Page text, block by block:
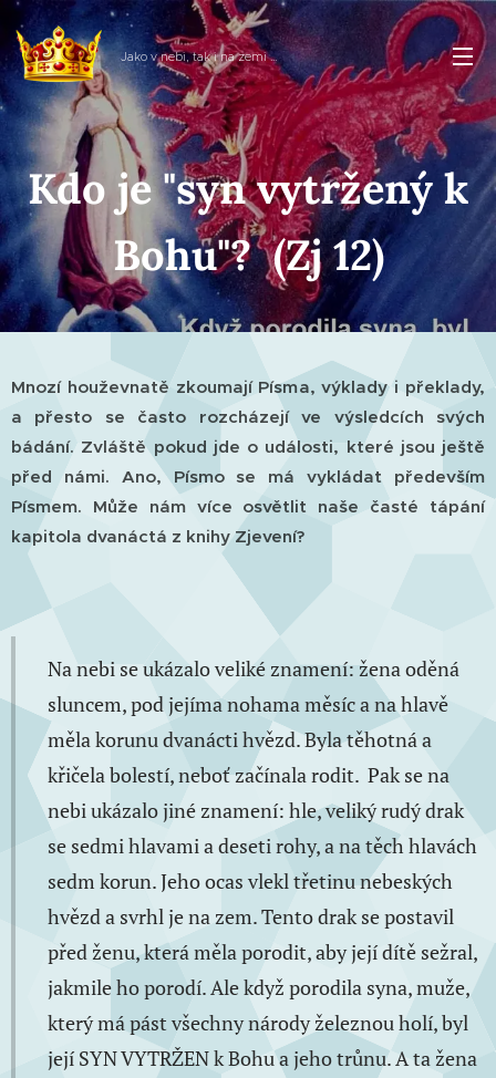
Jako v nebi, tak i na zemi ...
Kdo je "syn vytržený k
Bohu"? (Zj 12)
Mnozí houževnatě zkoumají Písma, výklady i překlady,
a přesto se často rozcházejí ve výsledcích svých
bádání. Zvláště pokud jde o události, které jsou ještě
před námi. Ano, Písmo se má vykládat především
Písmem. Může nám více osvětlit naše časté tápání
kapitola dvanáctá z knihy Zjevení?
Na nebi se ukázalo veliké znamení: žena oděná
sluncem, pod jejíma nohama měsíc a na hlavě
měla korunu dvanácti hvězd. Byla těhotnáa
křičela bolestí, neboť začínala rodit. Pak se na
nebi ukázalo jiné znamení: hle, veliký rudý drak
se sedmi hlavami a deseti rohy, a na těch hlavách
sedm korun. Jeho ocas vlekl třetinu nebeských
hvězd a svrhl je na zem. Tento drak se postavil
před ženu, která měla porodit, aby její dítě sežral,
jakmile ho porodí. Ale když porodila syna, muže,
který má pást všechny národy železnou holí, byl
její SYN VYTRŽEN k Bohu a jeho trůnu. A ta žena